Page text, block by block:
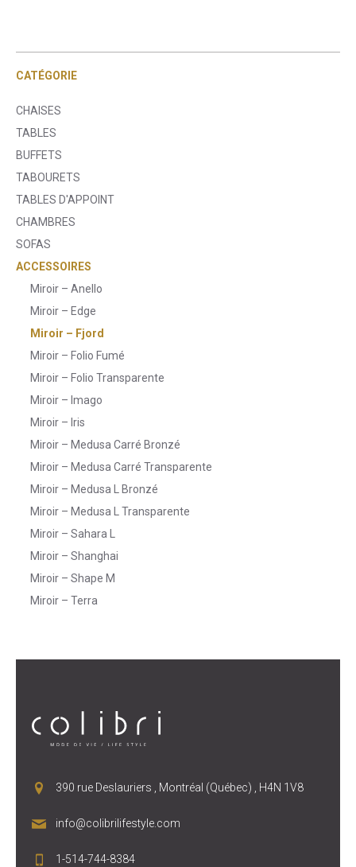
CATÉGORIE
CHAISES
TABLES
BUFFETS
TABOURETS
TABLES D'APPOINT
CHAMBRES
SOFAS
ACCESSOIRES
Miroir – Anello
Miroir – Edge
Miroir – Fjord
Miroir – Folio Fumé
Miroir – Folio Transparente
Miroir – Imago
Miroir – Iris
Miroir – Medusa Carré Bronzé
Miroir – Medusa Carré Transparente
Miroir – Medusa L Bronzé
Miroir – Medusa L Transparente
Miroir – Sahara L
Miroir – Shanghai
Miroir – Shape M
Miroir – Terra
390 rue Deslauriers , Montréal (Québec) , H4N 1V8
info@colibrilifestyle.com
1-514-744-8384